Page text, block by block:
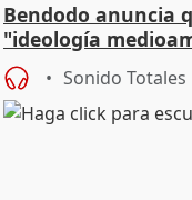
Bendodo anuncia
"ideología
playas
Sonido Totales